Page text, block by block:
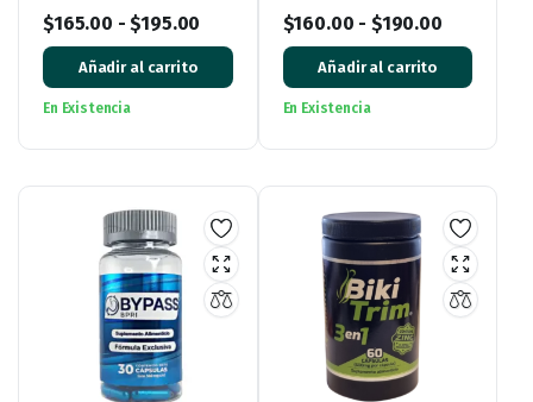
$165.00 - $195.00
Añadir al carrito
En Existencia
$160.00 - $190.00
Añadir al carrito
En Existencia